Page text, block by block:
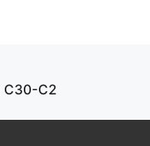
C30-C2